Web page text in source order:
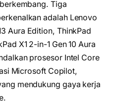
Tiga
adalah Lenovo
Aura Edition, ThinkPad
X1 2-in-1 Gen 10 Aura
prosesor Intel Core
Microsoft Copilot,
mendukung gaya kerja